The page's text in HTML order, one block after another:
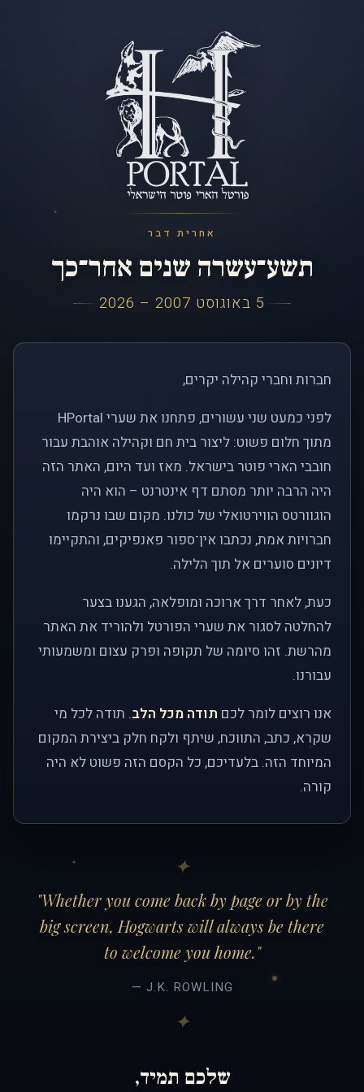
אחרית דבר
תשע־עשרה שנים אחר־כך
5 באוגוסט 2007 – 2026
חברות וחברי קהילה יקרים,
לפני כמעט שני עשורים, פתחנו את שערי HPortal
מתוך חלום פשוט: ליצור בית חם וקהילה אוהבת עבור
חובבי הארי פוטר בישראל. מאז ועד היום, האתר הזה
היה הרבה יותר מסתם דף אינטרנט – הוא היה
הוגוורטס הווירטואלי של כולנו. מקום שבו נרקמו
חברויות אמת, נכתבו אין־ספור פאנפיקים, והתקיימו
דיונים סוערים אל תוך הלילה.
כעת, לאחר דרך ארוכה ומופלאה, הגענו בצער
להחלטה לסגור את שערי הפורטל ולהוריד את האתר
מהרשת. זהו סיומה של תקופה ופרק עצום ומשמעותי
עבורנו.
אנו רוצים לומר לכם תודה מכל הלב. תודה לכל מי
שקרא, כתב, התווכח, שיתף ולקח חלק ביצירת המקום
המיוחד הזה. בלעדיכם, כל הקסם הזה פשוט לא היה
קורה.
"Whether you come back by page or by the
big screen, Hogwarts will always be there
to welcome you home."
— J.K. ROWLING
שלכם תמיד,